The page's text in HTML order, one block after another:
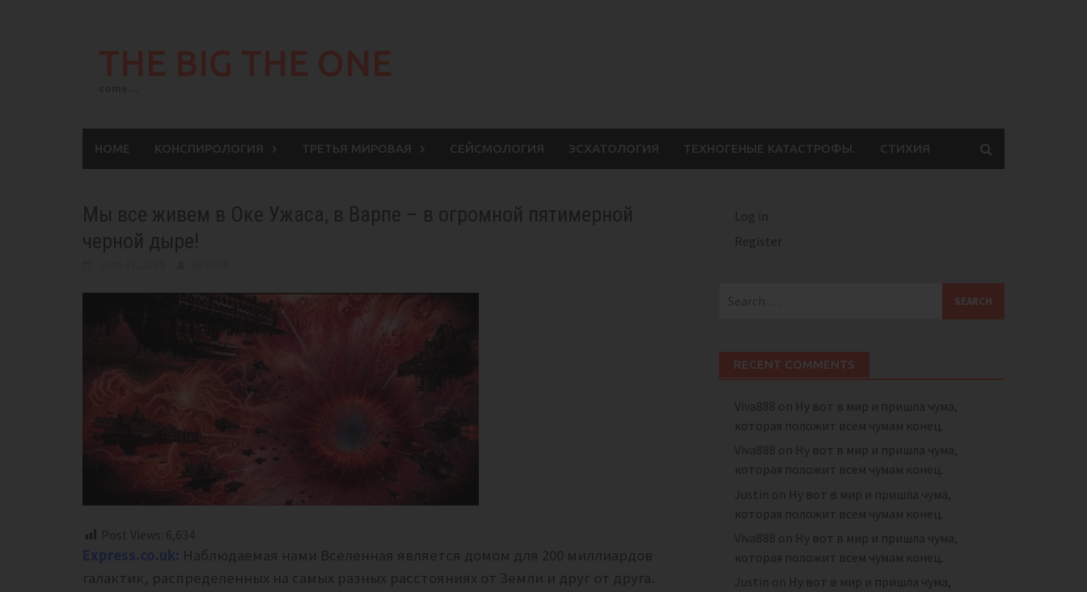
HOME КОНСПИРОЛОГИЯ ТРЕТЬЯ МИРОВАЯ СЕЙСМОЛОГИЯ ЭСХАТОЛОГИЯ ТЕХНОГЕНЫЕ КАТАСТРОФЫ. СТИХИЯ
Мы все живем в Оке Ужаса, в Варпе – в огромной пятимерной
черной дыре!
Post Views: 6,634
Еxpress.co.uk: Наблюдаемая нами Вселенная является домом для 200 миллиардов
галактик, распределенных на самых разных расстояниях от Земли и друг от друга.
Log in
Register
RECENT COMMENTS
Viva888 on Ну вот в мир и пришла чума,
которая положит всем чумам конец.
Viva888 on Ну вот в мир и пришла чума,
которая положит всем чумам конец.
Justin on Ну вот в мир и пришла чума,
которая положит всем чумам конец.
Viva888 on Ну вот в мир и пришла чума,
которая положит всем чумам конец.
Justin on Ну вот в мир и пришла чума,